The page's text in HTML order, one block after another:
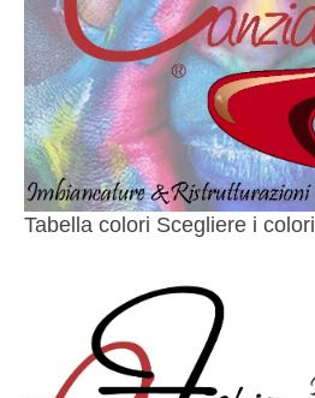
Tabella colori Scegliere i colori